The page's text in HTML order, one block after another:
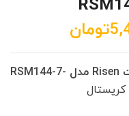
تومان
ی
م
ت
پنل خورشیدی مونوکریستال 450 وات Risen مدل RSM144-7-